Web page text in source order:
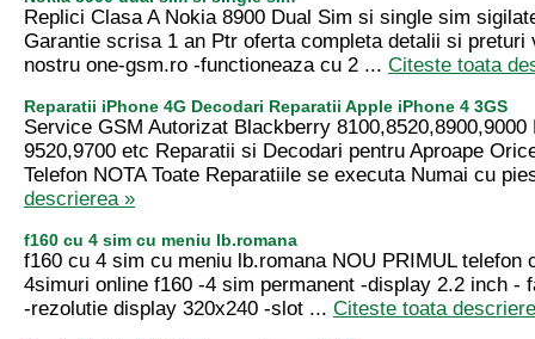
Replici Clasa A Nokia 8900 Dual Sim si single sim
Garantie scrisa 1 an Ptr oferta completa detalii si preturi
nostru one-gsm.ro -functioneaza cu 2 ... Citeste toata
Reparatii iPhone 4G Decodari Reparatii Apple iPhone 4 3GS
Service GSM Autorizat Blackberry 8100,8520,8900,9000
9520,9700 etc Reparatii si Decodari pentru Aproape
Telefon NOTA Toate Reparatiile se executa Numai cu
descrierea »
f160 cu 4 sim cu meniu lb.romana
f160 cu 4 sim cu meniu lb.romana NOU PRIMUL telefon
4simuri online f160 -4 sim permanent -display 2.2 inch -
-rezolutie display 320x240 -slot ... Citeste toata